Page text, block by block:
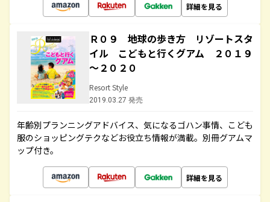
詳細を見る
Ｒ０９ 地球の歩き方 リゾートスタ
イル こどもと行くグアム ２０１９
～２０２０
Resort Style
2019.03.27 発売
年齢別プランニングアドバイス、気になるゴハン事情、こども
服のショッピングテクなどお役立ち情報が満載。別冊グアムマ
ップ付き。
詳細を見る